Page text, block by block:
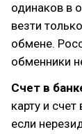
одинаков в
везти
обмене.
обменники
Счет в
карту и
если